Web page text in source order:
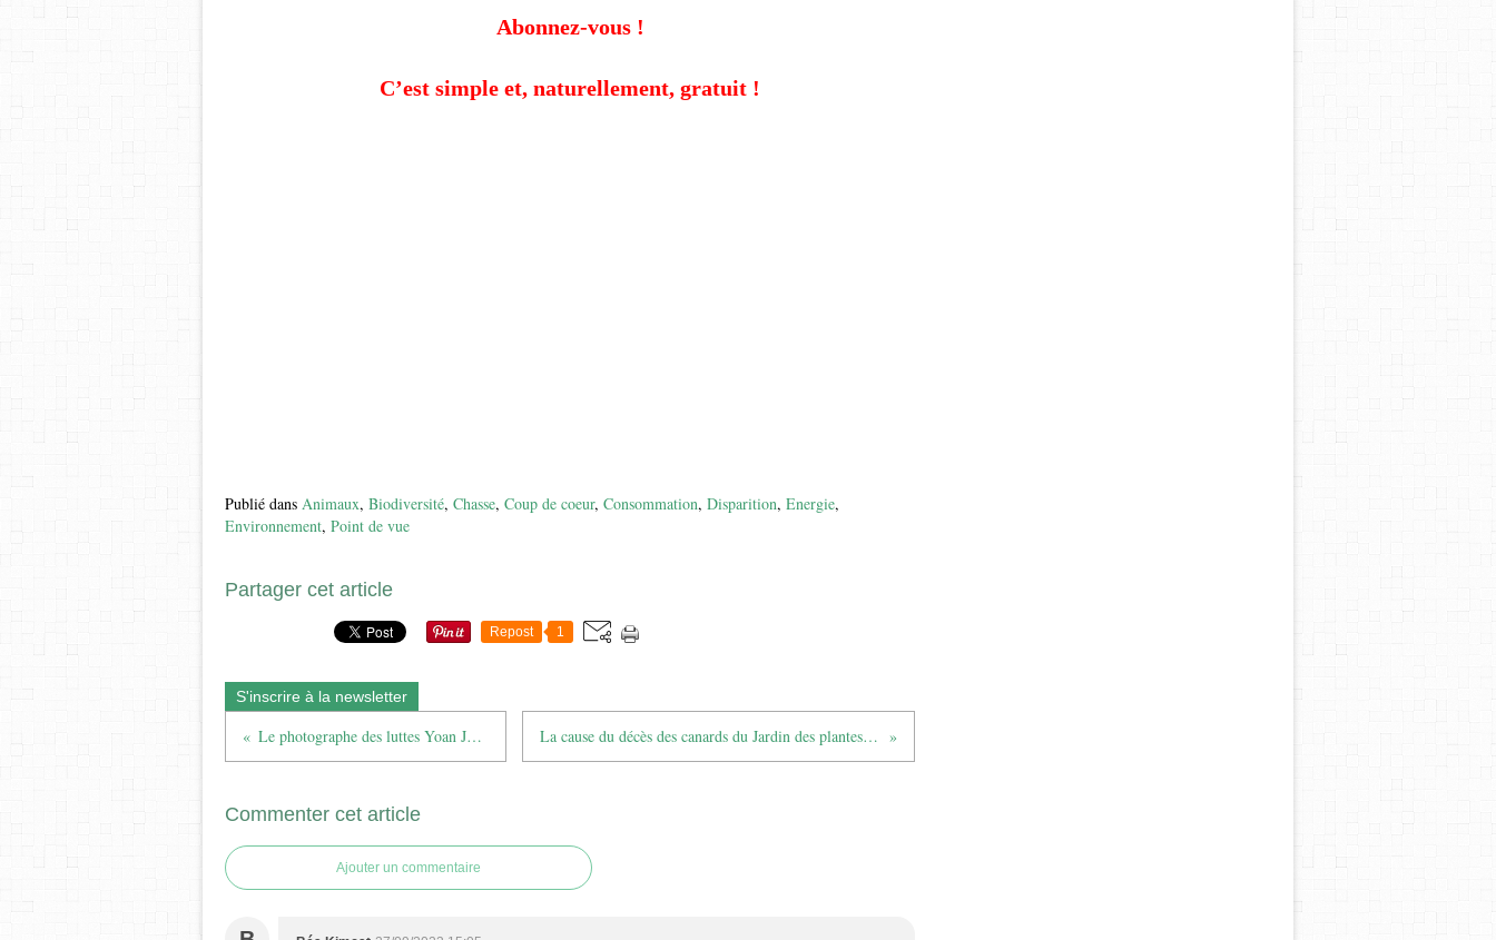
Abonnez-vous !
C’est simple et, naturellement, gratuit !
Publié dans Animaux, Biodiversité, Chasse, Coup de coeur, Consommation, Disparition, Energie,
Environnement, Point de vue
Partager cet article
Repost 1
S'inscrire à la newsletter
Le photographe des luttes Yoan Jäger a été mis en examen La cause du décès des canards du Jardin des plantes de Toulouse est désormais connue
Commenter cet article
Ajouter un commentaire